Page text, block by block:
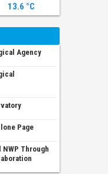
13.6 °C
Agency
Page
NWP Through